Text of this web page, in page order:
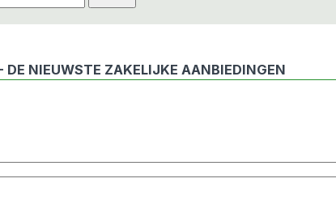
DE NIEUWSTE ZAKELIJKE AANBIEDINGEN